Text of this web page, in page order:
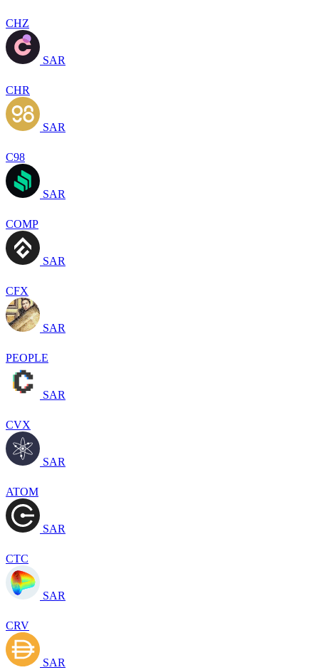
CHZ
SAR
CHR
SAR
C98
SAR
COMP
SAR
CFX
SAR
PEOPLE
SAR
CVX
SAR
ATOM
SAR
CTC
SAR
CRV
SAR